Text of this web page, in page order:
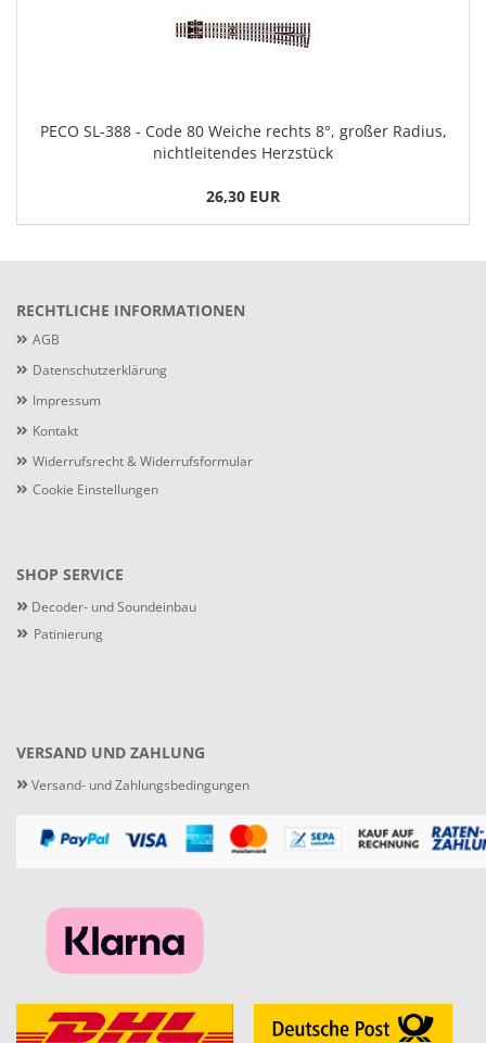
PECO SL-388 - Code 80 Weiche rechts 8°, großer Radius,
nichtleitendes Herzstück
26,30 EUR
RECHTLICHE INFORMATIONEN
AGB
Datenschutzerklärung
Impressum
Kontakt
Widerrufsrecht & Widerrufsformular
Cookie Einstellungen
SHOP SERVICE
» Decoder- und Soundeinbau
» Patinierung
VERSAND UND ZAHLUNG
» Versand- und Zahlungsbedingungen